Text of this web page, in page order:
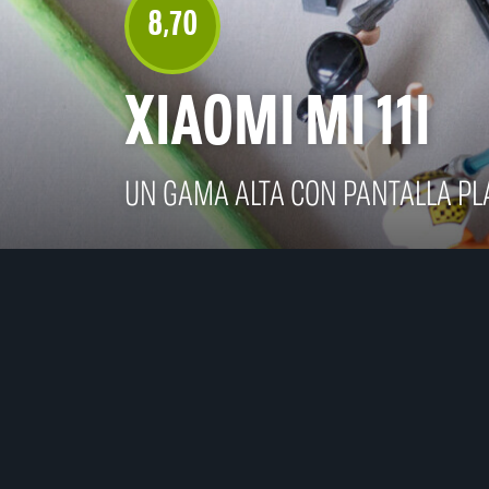
XIAOMI MI 11I
UN GAMA ALTA CON PANTALLA
8,70